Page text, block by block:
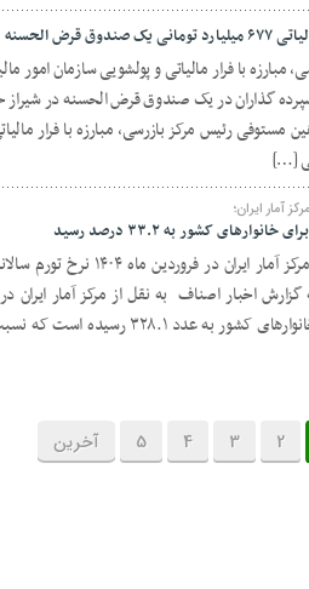
قرض الحسنه
سپرده گذاران در یک صندوق قرض الحسنه در شیراز
مستوفی رئیس مرکز بازرسی، مبارزه با فرار
[…]
آمار ایران؛
کشور به ۳۳.۲ درصد رسید
2
3
4
5 آخرین